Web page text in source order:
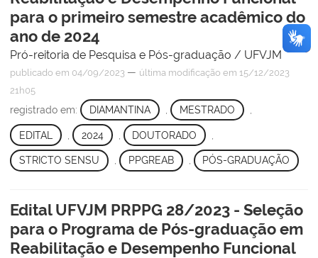
para o primeiro semestre acadêmico do
ano de 2024
Pró-reitoria de Pesquisa e Pós-graduação / UFVJM
publicado em 04/09/2023 — última modificação em 15/12/2023
21h05
registrado em: DIAMANTINA MESTRADO
EDITAL 2024 DOUTORADO
STRICTO SENSU , PPGREAB , PÓS-GRADUAÇÃO
Edital UFVJM PRPPG 28/2023 - Seleção
para o Programa de Pós-graduação em
Reabilitação e Desempenho Funcional